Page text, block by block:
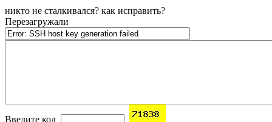
никто не сталкивался? как исправить?
Перезагружали
Введите код